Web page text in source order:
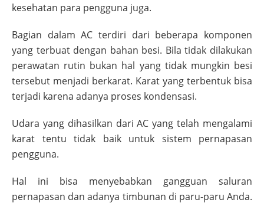
kesehatan para pengguna juga.
Bagian dalam AC terdiri dari beberapa komponen
yang terbuat dengan bahan besi. Bila tidak dilakukan
perawatan rutin bukan hal yang tidak mungkin besi
tersebut menjadi berkarat. Karat yang terbentuk bisa
terjadi karena adanya proses kondensasi.
Udara yang dihasilkan dari AC yang telah mengalami
karat tentu tidak baik untuk sistem pernapasan
pengguna.
Hal ini bisa menyebabkan gangguan saluran
pernapasan dan adanya timbunan di paru-paru Anda.